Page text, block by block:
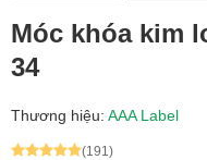
Móc khóa kim
34
Thương hiệu: AAA Label
(191)